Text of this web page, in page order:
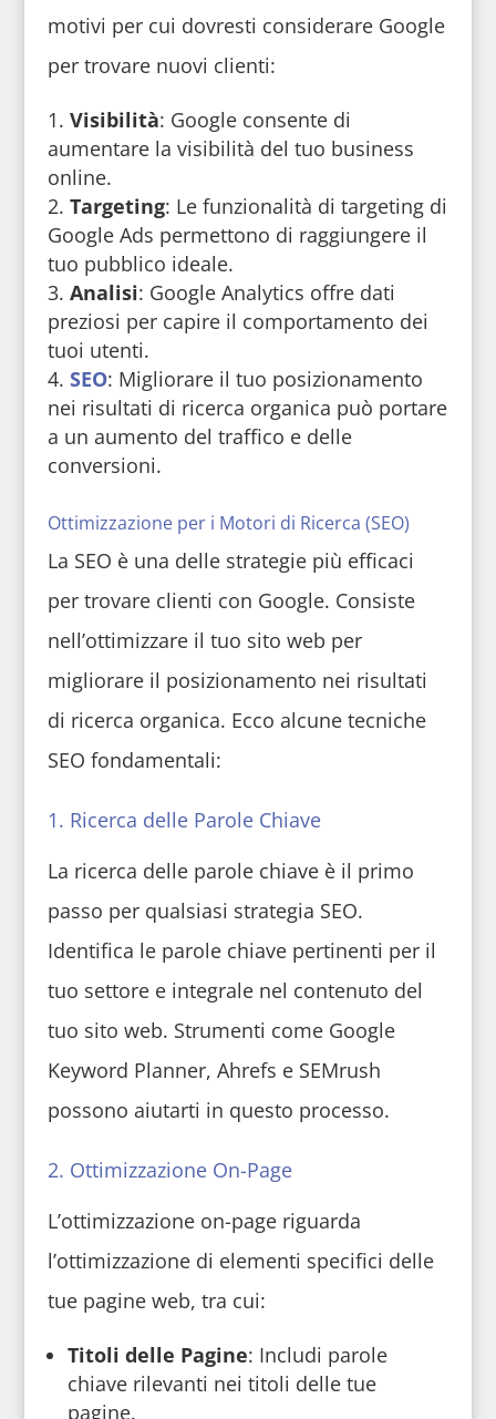
motivi per cui dovresti considerare Google
per trovare nuovi clienti:
Visibilità: Google consente di
aumentare la visibilità del tuo business
online.
Targeting: Le funzionalità di targeting di
Google Ads permettono di raggiungere il
tuo pubblico ideale.
Analisi: Google Analytics offre dati
preziosi per capire il comportamento dei
tuoi utenti.
SEO: Migliorare il tuo posizionamento
nei risultati di ricerca organica può portare
a un aumento del traffico e delle
conversioni.
Ottimizzazione per i Motori di Ricerca (SEO)
La SEO è una delle strategie più efficaci
per trovare clienti con Google. Consiste
nell’ottimizzare il tuo sito web per
migliorare il posizionamento nei risultati
di ricerca organica. Ecco alcune tecniche
SEO fondamentali:
1. Ricerca delle Parole Chiave
La ricerca delle parole chiave è il primo
passo per qualsiasi strategia SEO.
Identifica le parole chiave pertinenti per il
tuo settore e integrale nel contenuto del
tuo sito web. Strumenti come Google
Keyword Planner, Ahrefs e SEMrush
possono aiutarti in questo processo.
2. Ottimizzazione On-Page
L’ottimizzazione on-page riguarda
l’ottimizzazione di elementi specifici delle
tue pagine web, tra cui:
Titoli delle Pagine: Includi parole
chiave rilevanti nei titoli delle tue
pagine.